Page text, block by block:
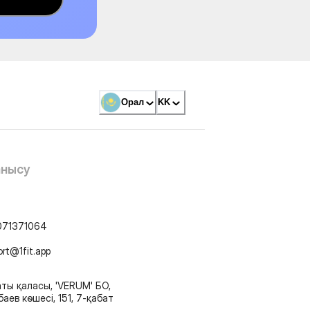
Орал KK
қаласы, 'VERUM' БО,
көшесі, 151, 7-қабат